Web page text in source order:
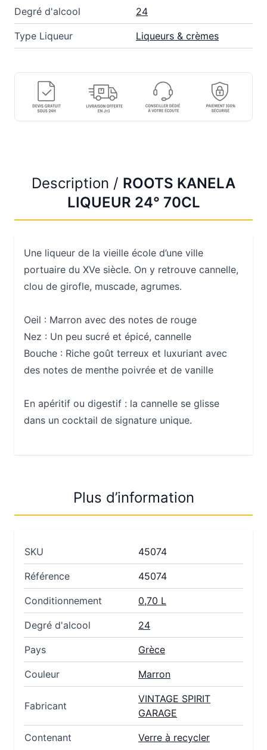
Degré d'alcool 24
Type Liqueur Liqueurs & crèmes
Description / ROOTS KANELA
LIQUEUR 24° 70CL
Une liqueur de la vieille école d’une ville
portuaire du XVe siècle. On y retrouve cannelle,
clou de girofle, muscade, agrumes.
Oeil : Marron avec des notes de rouge
Nez : Un peu sucré et épicé, cannelle
Bouche : Riche goût terreux et luxuriant avec
des notes de menthe poivrée et de vanille
En apéritif ou digestif : la cannelle se glisse
dans un cocktail de signature unique.
Plus d’information
SKU 45074
Référence 45074
Conditionnement 0,70 L
Degré d'alcool 24
Pays Grèce
Couleur Marron
Fabricant
VINTAGE SPIRIT
GARAGE
Contenant Verre à recycler